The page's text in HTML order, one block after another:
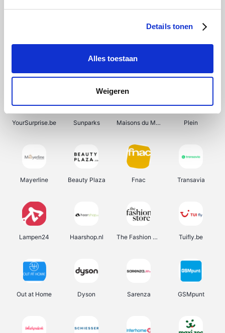
Details tonen
Alles toestaan
Weigeren
Bergfreunde Shein Pazzox Manutan
YourSurprise.be Sunparks Maisons du Monde Plein
Mayerline Beauty Plaza Fnac Transavia
Lampen24 Haarshop.nl The Fashion Store Tuifly.be
Out at Home Dyson Sarenza GSMpunt